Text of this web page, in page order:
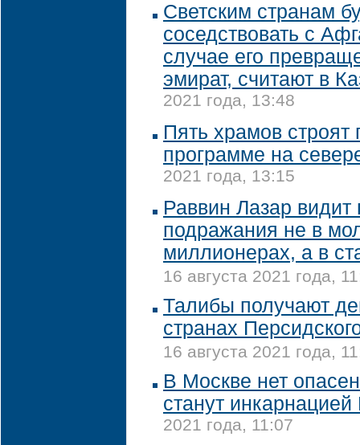
Светским странам
соседствовать с
случае его
эмират, считают в
2021 года, 13:48
Пять храмов строят
программе на
2021 года, 13:15
Раввин Лазар
подражания не в
миллионерах, а в
16 августа 2021 года,
Талибы получают
странах
16 августа 2021 года,
В Москве нет
станут
2021 года, 11:07